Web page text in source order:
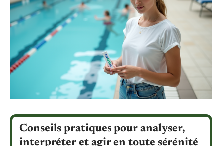
Conseils pratiques pour analyser,
interpréter et agir en toute sérénité